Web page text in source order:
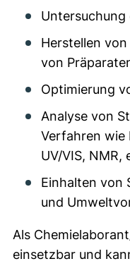
Untersuchung
Herstellen
von
Optimierung
Analyse von
Verfahren wie
UV/VIS, NMR,
Einhalten von
und
Als
einsetzbar und